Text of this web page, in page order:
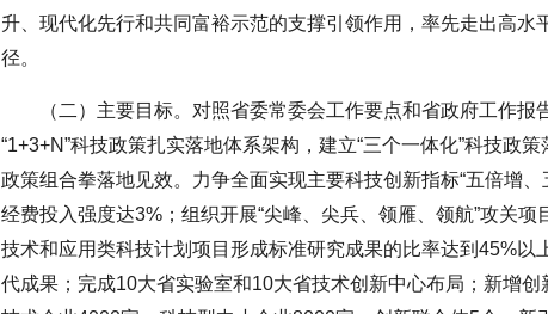
升、现代化先行和共同富裕示范的支撑引领作用，率先走出高水
径。
（二）主要目标。对照省委常委会工作要点和省政府工作报
“1+3+N”科技政策扎实落地体系架构，建立“三个一体化”科技政
政策组合拳落地见效。力争全面实现主要科技创新指标“五倍增
经费投入强度达3%；组织开展“尖峰、尖兵、领雁、领航”攻关项
技术和应用类科技计划项目形成标准研究成果的比率达到45%以
代成果；完成10大省实验室和10大省技术创新中心布局；新增